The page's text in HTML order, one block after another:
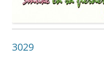
3029